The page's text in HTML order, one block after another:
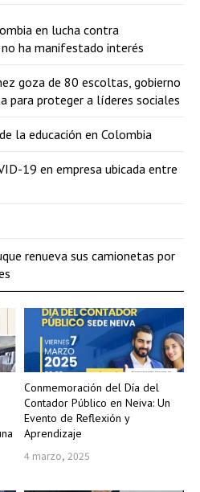
Conmemoración del Día del
Contador Público en Neiva: Un
Evento de Reflexión y
Aprendizaje
4 marzo, 2025
en lucha contra
ha manifestado interés
goza de 80 escoltas, gobierno
para proteger a líderes sociales
la educación en Colombia
19 en empresa ubicada entre
renueva sus camionetas por